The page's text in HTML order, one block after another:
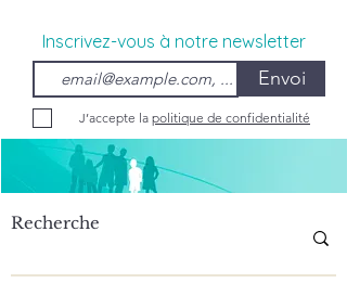
Inscrivez-vous à notre newsletter
Envoi
J’accepte la politique de confidentialité